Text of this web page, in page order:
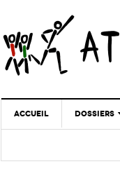
ACCUEIL DOSSIERS